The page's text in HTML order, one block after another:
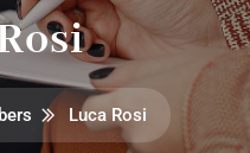
Luca Rosi